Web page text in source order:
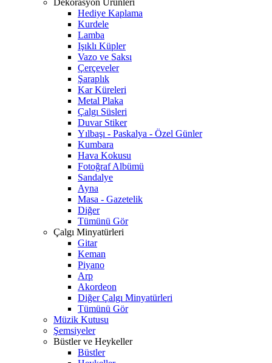
Dekorasyon Ürünleri
Hediye Kaplama
Kurdele
Lamba
Işıklı Küpler
Vazo ve Saksı
Çerçeveler
Şaraplık
Kar Küreleri
Metal Plaka
Çalgı Süsleri
Duvar Stiker
Yılbaşı - Paskalya - Özel Günler
Kumbara
Hava Kokusu
Fotoğraf Albümü
Sandalye
Ayna
Masa - Gazetelik
Diğer
Tümünü Gör
Çalgı Minyatürleri
Gitar
Keman
Piyano
Arp
Akordeon
Diğer Çalgı Minyatürleri
Tümünü Gör
Müzik Kutusu
Şemsiyeler
Büstler ve Heykeller
Büstler